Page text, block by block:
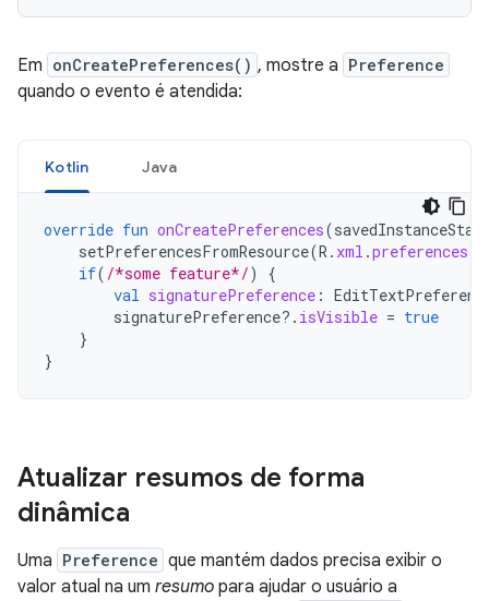
Em onCreatePreferences() , mostre a Preference
quando o evento é atendida:
Kotlin Java
override fun onCreatePreferences(
setPreferencesFromResource(R . xml .preferences
if( /*some feature*/)
{
val signaturePreference :
signaturePreference?. isVisible = true
}
}
Atualizar resumos de forma
dinâmica
Uma Preference que mantém dados precisa exibir o
valor atual na um resumo para ajudar o usuário a